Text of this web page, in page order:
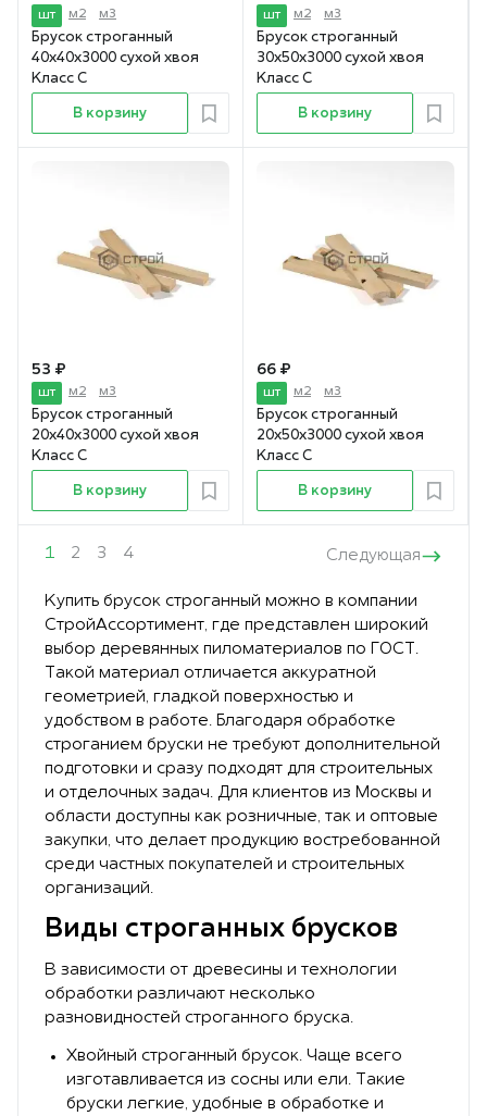
шт м2 м3
Брусок строганный
40х40х3000 сухой хвоя
Класс С
В корзину
шт м2 м3
Брусок строганный
30х50х3000 сухой хвоя
Класс С
В корзину
53 ₽
шт м2 м3
Брусок строганный
20х40х3000 сухой хвоя
Класс С
В корзину
66 ₽
шт м2 м3
Брусок строганный
20х50х3000 сухой хвоя
Класс С
В корзину
1 2 3 4 Следующая
Купить брусок строганный можно в компании
СтройАссортимент, где представлен широкий
выбор деревянных пиломатериалов по ГОСТ.
Такой материал отличается аккуратной
геометрией, гладкой поверхностью и
удобством в работе. Благодаря обработке
строганием бруски не требуют дополнительной
подготовки и сразу подходят для строительных
и отделочных задач. Для клиентов из Москвы и
области доступны как розничные, так и оптовые
закупки, что делает продукцию востребованной
среди частных покупателей и строительных
организаций.
Виды строганных брусков
В зависимости от древесины и технологии
обработки различают несколько
разновидностей строганного бруска.
Хвойный строганный брусок. Чаще всего
изготавливается из сосны или ели. Такие
бруски легкие, удобные в обработке и